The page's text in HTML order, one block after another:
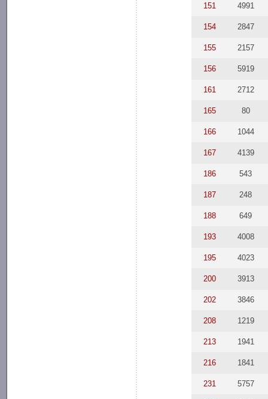
151 4991
154 2847
155 2157
156 5919
161 2712
165 80
166 1044
167 4139
186 543
187 248
188 649
193 4008
195 4023
200 3913
202 3846
208 1219
213 1941
216 1841
231 5757